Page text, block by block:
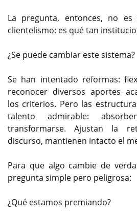
La pregunta, entonces, no
clientelismo: es qué tan
¿Se puede cambiar este sistema?
Se han intentado reformas:
reconocer diversos aportes
los criterios. Pero las
talento admirable:
transformarse. Ajustan la
discurso, mantienen intacto el
Para que algo cambie de
pregunta simple pero peligrosa:
¿Qué estamos premiando?